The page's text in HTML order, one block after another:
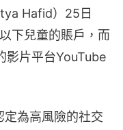
Hafid）25日
下兒童的賬戶，而
影片平台YouTube
為高風險的社交